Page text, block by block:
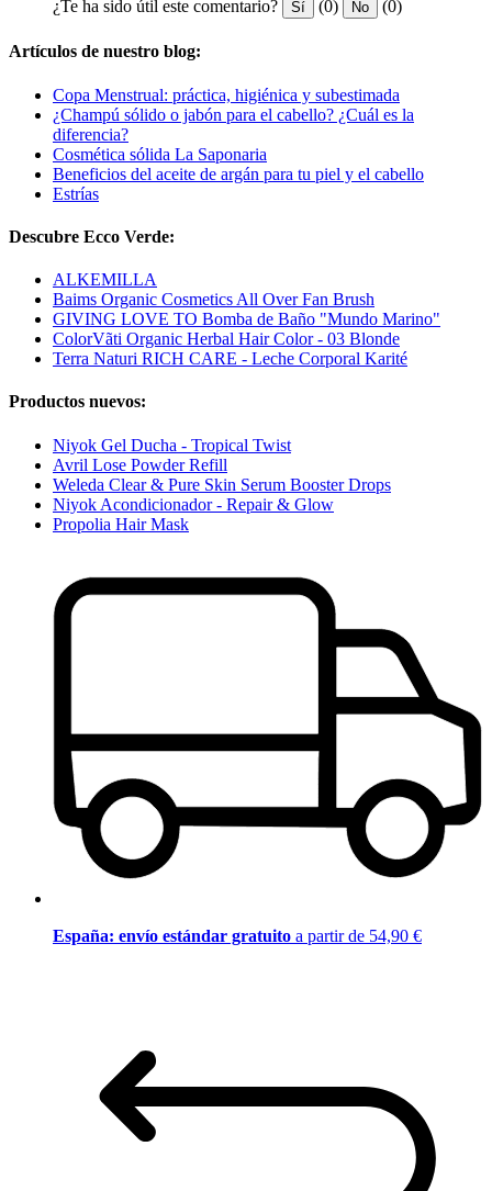
¿Te ha sido útil este comentario? Sí (0) No (0)
Artículos de nuestro blog:
Copa Menstrual: práctica, higiénica y subestimada
¿Champú sólido o jabón para el cabello? ¿Cuál es la
diferencia?
Cosmética sólida La Saponaria
Beneficios del aceite de argán para tu piel y el cabello
Estrías
Descubre Ecco Verde:
ALKEMILLA
Baims Organic Cosmetics All Over Fan Brush
GIVING LOVE TO Bomba de Baño "Mundo Marino"
ColorVãti Organic Herbal Hair Color - 03 Blonde
Terra Naturi RICH CARE - Leche Corporal Karité
Productos nuevos:
Niyok Gel Ducha - Tropical Twist
Avril Lose Powder Refill
Weleda Clear & Pure Skin Serum Booster Drops
Niyok Acondicionador - Repair & Glow
Propolia Hair Mask
España: envío estándar gratuito a partir de 54,90 €